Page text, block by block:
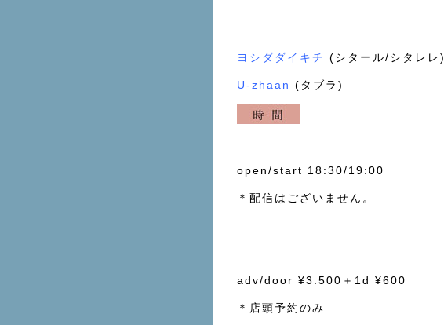
ヨシダダイキチ (シタール/シタレレ)
U-zhaan (タブラ)
open/start 18:30/19:00
＊配信はございません。
adv/door ¥3.500＋1d ¥600
＊店頭予約のみ